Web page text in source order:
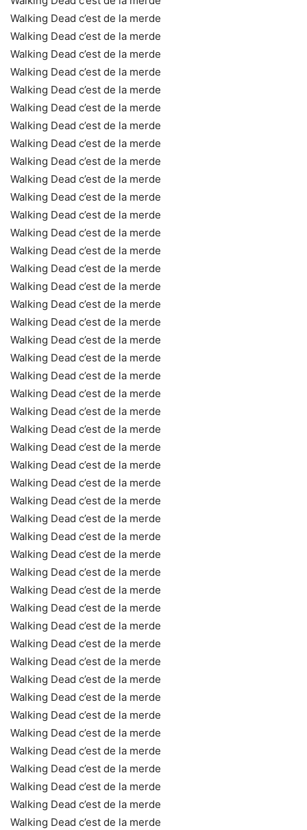
Walking Dead c’est de la merde
Walking Dead c’est de la merde
Walking Dead c’est de la merde
Walking Dead c’est de la merde
Walking Dead c’est de la merde
Walking Dead c’est de la merde
Walking Dead c’est de la merde
Walking Dead c’est de la merde
Walking Dead c’est de la merde
Walking Dead c’est de la merde
Walking Dead c’est de la merde
Walking Dead c’est de la merde
Walking Dead c’est de la merde
Walking Dead c’est de la merde
Walking Dead c’est de la merde
Walking Dead c’est de la merde
Walking Dead c’est de la merde
Walking Dead c’est de la merde
Walking Dead c’est de la merde
Walking Dead c’est de la merde
Walking Dead c’est de la merde
Walking Dead c’est de la merde
Walking Dead c’est de la merde
Walking Dead c’est de la merde
Walking Dead c’est de la merde
Walking Dead c’est de la merde
Walking Dead c’est de la merde
Walking Dead c’est de la merde
Walking Dead c’est de la merde
Walking Dead c’est de la merde
Walking Dead c’est de la merde
Walking Dead c’est de la merde
Walking Dead c’est de la merde
Walking Dead c’est de la merde
Walking Dead c’est de la merde
Walking Dead c’est de la merde
Walking Dead c’est de la merde
Walking Dead c’est de la merde
Walking Dead c’est de la merde
Walking Dead c’est de la merde
Walking Dead c’est de la merde
Walking Dead c’est de la merde
Walking Dead c’est de la merde
Walking Dead c’est de la merde
Walking Dead c’est de la merde
Walking Dead c’est de la merde